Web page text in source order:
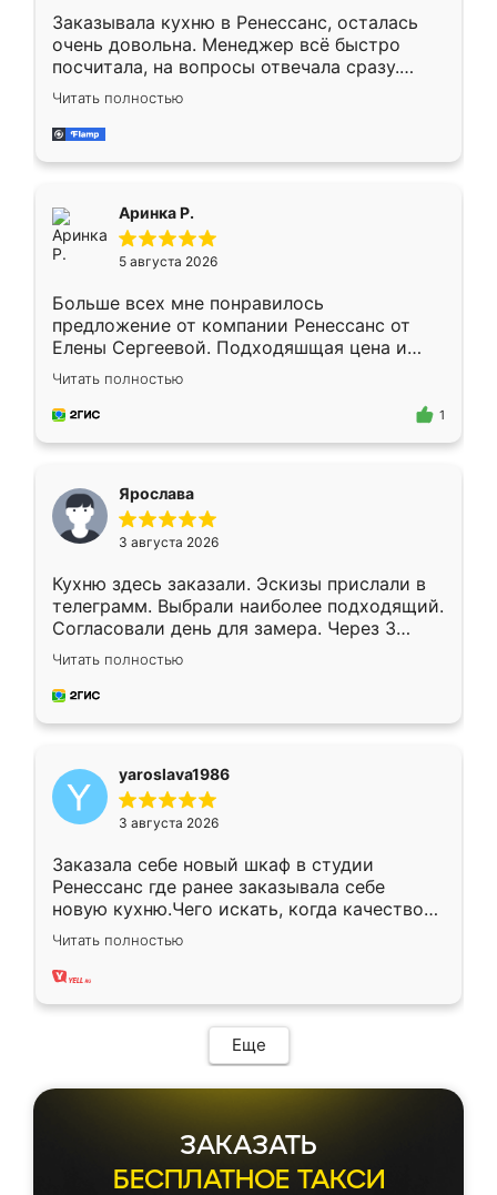
Заказывала кухню в Ренессанс, осталась
очень довольна. Менеджер всё быстро
посчитала, на вопросы отвечала сразу.
Замерщик приехал в субботу, подошёл к
делу со всей ответственностью. Собрали
за день, ребята работали аккуратно, даже
Читать полностью
Аринка Р.
5 августа 2026
Больше всех мне понравилось
предложение от компании Ренессанс от
Елены Сергеевой. Подходяшщая цена и
короткие сроки изготовления. Приехавший
для замера сотрудник Владислав
предложил по моему эскизу самый
Читать полностью
1
Ярослава
3 августа 2026
Кухню здесь заказали. Эскизы прислали в
телеграмм. Выбрали наиболее подходящий.
Согласовали день для замера. Через 3
недели кухня была уже готова. Остались
довольны работой. Спасибо Ренессанс
мебель за качественную работу!
Читать полностью
yaroslava1986
3 августа 2026
Заказала себе новый шкаф в студии
Ренессанс где ранее заказывала себе
новую кухню.Чего искать, когда качеством
вполне довольна. Служит кухня уже почти
два года, нареканий нет.
Читать полностью
Еще
ЗАКАЗАТЬ
БЕСПЛАТНОЕ ТАКСИ